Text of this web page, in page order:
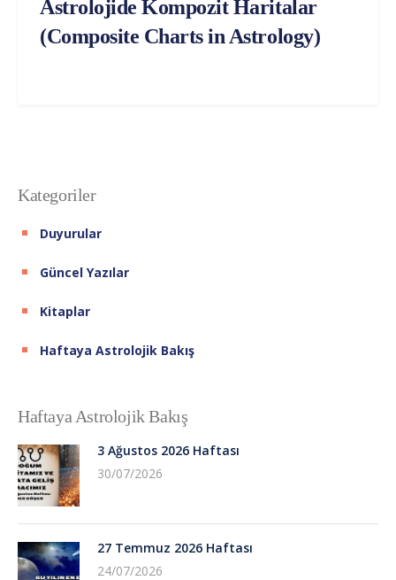
Astrolojide Kompozit Haritalar
(Composite Charts in Astrology)
Kategoriler
Duyurular
Güncel Yazılar
Kitaplar
Haftaya Astrolojik Bakış
Haftaya Astrolojik Bakış
3 Ağustos 2026 Haftası
30/07/2026
27 Temmuz 2026 Haftası
24/07/2026